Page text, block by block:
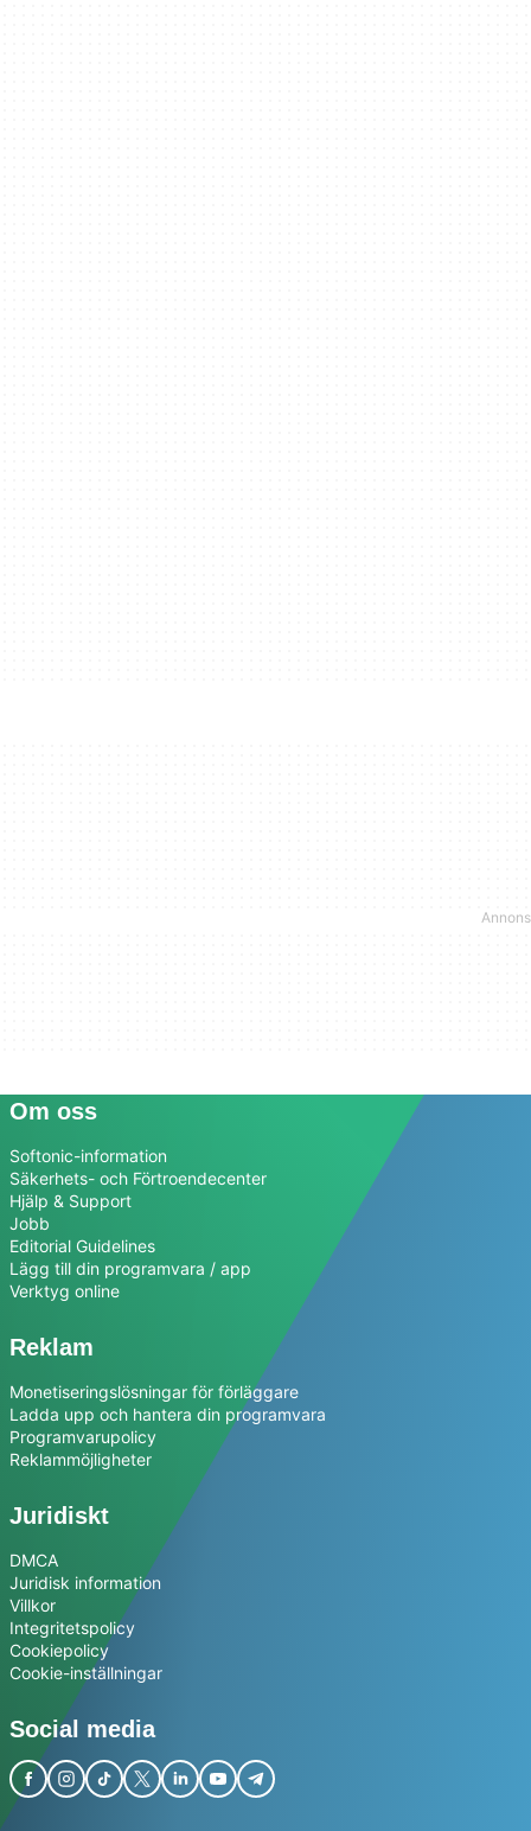
Om oss
Softonic-information
Säkerhets- och Förtroendecenter
Hjälp & Support
Jobb
Editorial Guidelines
Lägg till din programvara / app
Verktyg online
Reklam
Monetiseringslösningar för förläggare
Ladda upp och hantera din programvara
Programvarupolicy
Reklammöjligheter
Juridiskt
DMCA
Juridisk information
Villkor
Integritetspolicy
Cookiepolicy
Cookie-inställningar
Social media